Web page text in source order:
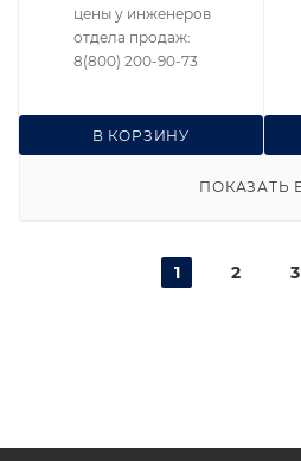
В КОРЗИНУ
цены у инженеров
отдела продаж:
8(800) 200-90-73
ПОКАЗАТЬ
1 2 3